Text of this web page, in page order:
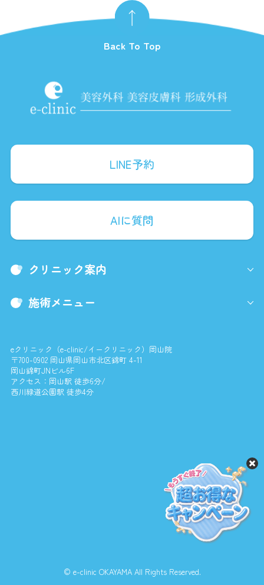
LINE予約
AIに質問
クリニック案内
施術メニュー
eクリニック（e-clinic/イークリニック）岡山院
〒700-0902 岡山県岡山市北区錦町 4-11
岡山錦町JNビル6F
アクセス：岡山駅 徒歩6分/
西川緑道公園駅 徒歩4分
© e-clinic OKAYAMA All Rights Reserved.
Back To Top